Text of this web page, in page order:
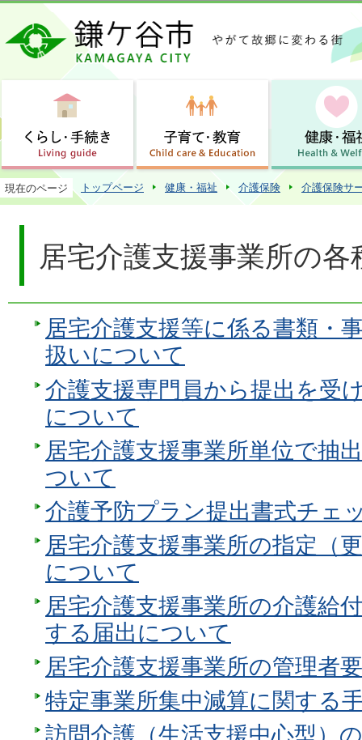
この
現在のページ トップページ 健康・福祉 介護保険 介護保険サ
居宅介護支援事業所の
居宅介護支援等に係る書類・
扱いについて
介護支援専門員から提出を受
について
居宅介護支援事業所単位で抽
ついて
介護予防プラン提出書式チェ
居宅介護支援事業所の指定（
について
居宅介護支援事業所の介護給
する届出について
居宅介護支援事業所の管理者
特定事業所集中減算に関する
訪問介護（生活支援中心型）